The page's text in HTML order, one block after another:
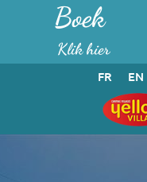
Boek
Klik hier
FR EN